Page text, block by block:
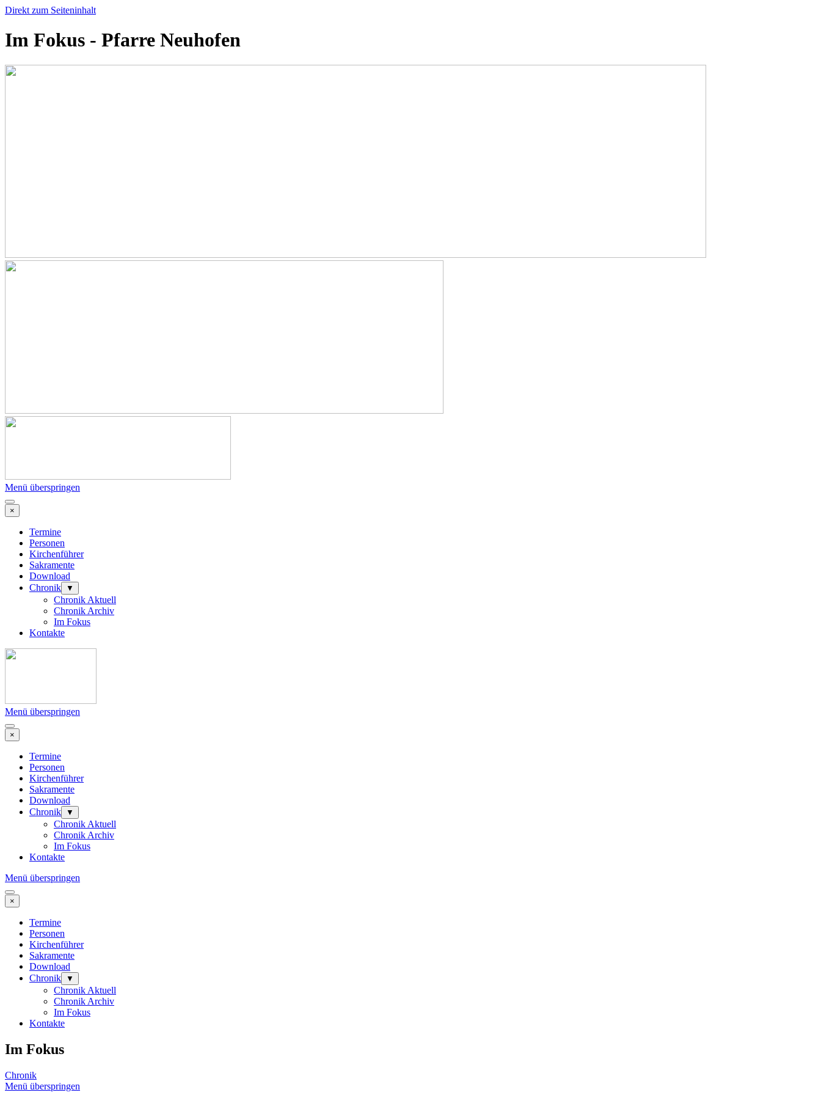
Direkt zum Seiteninhalt
Im Fokus - Pfarre Neuhofen
Menü überspringen
×
Termine
Personen
Kirchenführer
Sakramente
Download
Chronik
▼
Chronik Aktuell
Chronik Archiv
Im Fokus
Kontakte
Menü überspringen
×
Termine
Personen
Kirchenführer
Sakramente
Download
Chronik
▼
Chronik Aktuell
Chronik Archiv
Im Fokus
Kontakte
Menü überspringen
×
Termine
Personen
Kirchenführer
Sakramente
Download
Chronik
▼
Chronik Aktuell
Chronik Archiv
Im Fokus
Kontakte
Im Fokus
Chronik
Menü überspringen